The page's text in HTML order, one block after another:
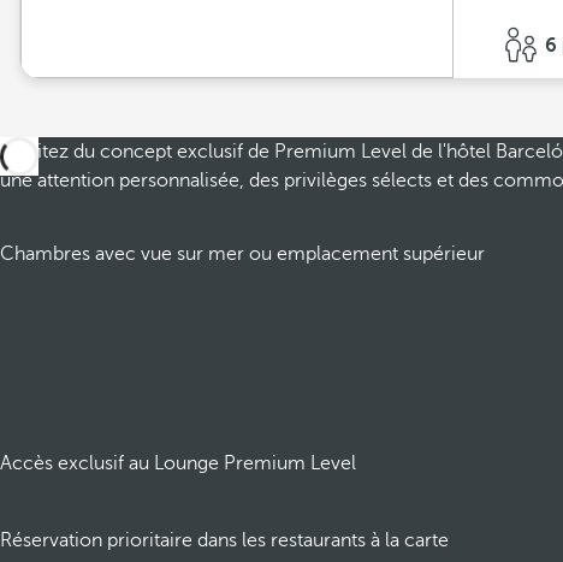
6
Profitez du concept exclusif de Premium Level de l'hôtel
une attention personnalisée, des privilèges sélects et des
Chambres avec vue sur mer ou emplacement supérieur
Accès exclusif au Lounge Premium Level
Réservation prioritaire dans les restaurants à la carte